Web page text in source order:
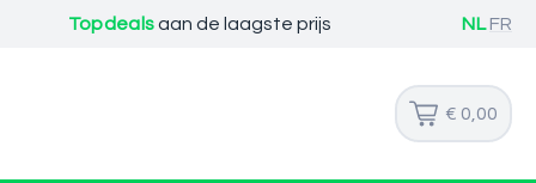
Topdealsaan de laagste prijs NL FR
€ 0,00